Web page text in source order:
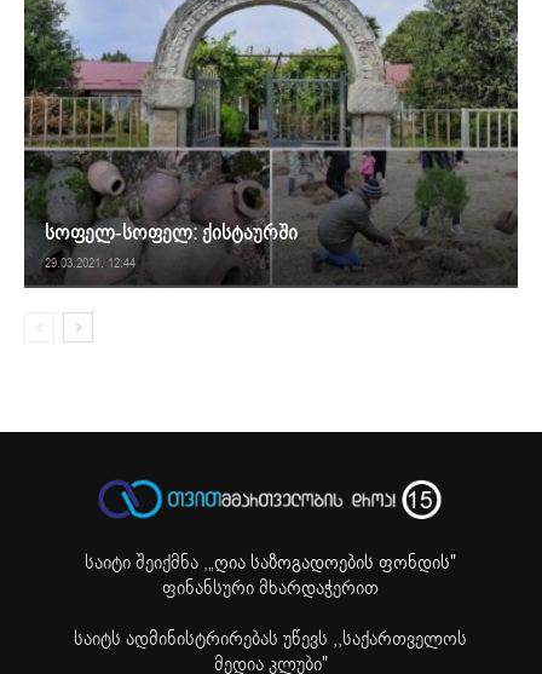
სოფელ-სოფელ: ქისტაურში
29.03.2021. 12:44
საიტი შეიქმნა ,„ღია საზოგადოების ფონდის"
ფინანსური მხარდაჭერით
საიტს ადმინისტრირებას უწევს ,,საქართველოს
მედია კლუბი"